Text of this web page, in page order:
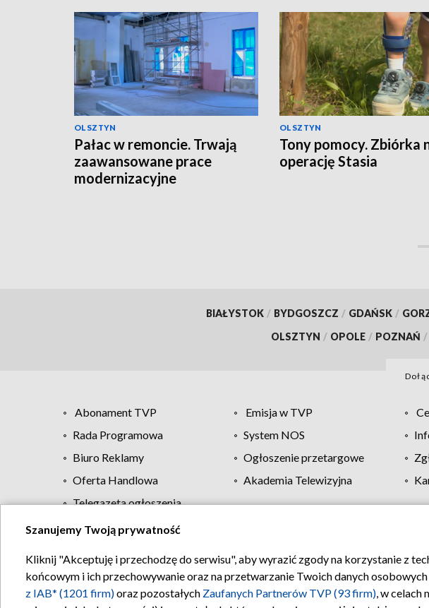
OLSZTYN
Pałac w remoncie. Trwają
zaawansowane prace
modernizacyjne
OLSZTYN
Tony pomocy. Zbiórka
operację Stasia
BIAŁYSTOK / BYDGOSZCZ / GDAŃSK /
OLSZTYN / OPOLE / POZNAŃ /
Abonament TVP Emisja w TVP
Rada Programowa
System NOS
Biuro Reklamy
Ogłoszenie przetargowe
Oferta Handlowa
Akademia Telewizyjna
Telegazeta ogłoszenia
Regulamin TVP Polityka prywatności
Szanujemy Twoją prywatność
Kliknij "Akceptuję i przechodzę do serwisu", aby wyrazić zgody na korzystanie z
końcowym i ich przechowywanie oraz na przetwarzanie Twoich danych
z IAB* (1201 firm)oraz pozostałych Zaufanych Partnerów TVP (93 firm), w celach